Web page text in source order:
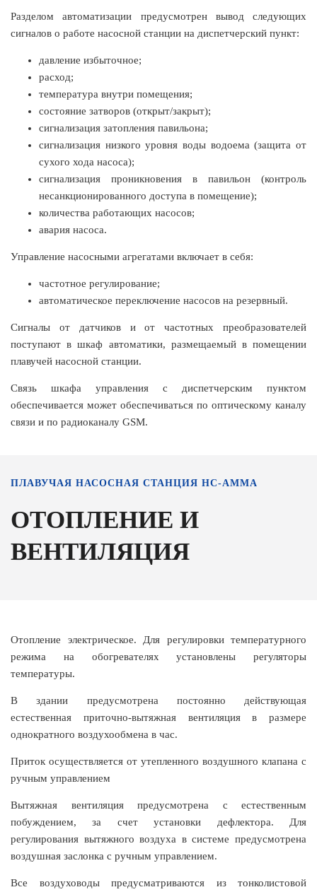
Разделом автоматизации предусмотрен вывод следующих
сигналов о работе насосной станции на диспетчерский пункт:
давление избыточное;
расход;
температура внутри помещения;
состояние затворов (открыт/закрыт);
сигнализация затопления павильона;
сигнализация низкого уровня воды водоема (защита от
сухого хода насоса);
сигнализация проникновения в павильон (контроль
несанкционированного доступа в помещение);
количества работающих насосов;
авария насоса.
Управление насосными агрегатами включает в себя:
частотное регулирование;
автоматическое переключение насосов на резервный.
Сигналы от датчиков и от частотных преобразователей
поступают в шкаф автоматики, размещаемый в помещении
плавучей насосной станции.
Связь шкафа управления с диспетчерским пунктом
обеспечивается может обеспечиваться по оптическому каналу
связи и по радиоканалу GSM.
ПЛАВУЧАЯ НАСОСНАЯ СТАНЦИЯ НС-АММА
ОТОПЛЕНИЕ И
ВЕНТИЛЯЦИЯ
Отопление электрическое. Для регулировки температурного
режима на обогревателях установлены регуляторы
температуры.
В здании предусмотрена постоянно действующая
естественная приточно-вытяжная вентиляция в размере
однократного воздухообмена в час.
Приток осуществляется от утепленного воздушного клапана с
ручным управлением
Вытяжная вентиляция предусмотрена с естественным
побуждением, за счет установки дефлектора. Для
регулирования вытяжного воздуха в системе предусмотрена
воздушная заслонка с ручным управлением.
Все воздуховоды предусматриваются из тонколистовой